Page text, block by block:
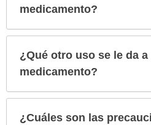
medicamento?
¿Qué otro uso se le da a
medicamento?
¿Cuáles son las